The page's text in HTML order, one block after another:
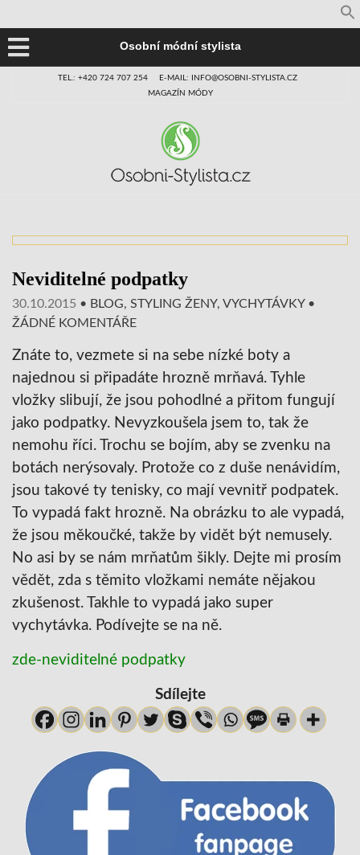
Osobní módní stylista
TEL.: +420 724 707 254
E-MAIL: INFO@OSOBNI-STYLISTA.CZ
MAGAZÍN MÓDY
Neviditelné podpatky
30.10.2015 • BLOG, STYLING ŽENY, VYCHYTÁVKY•
ŽÁDNÉ KOMENTÁŘE
Znáte to, vezmete si na sebe nízké boty a
najednou si připadáte hrozně mrňavá. Tyhle
vložky slibují, že jsou pohodlné a přitom fungují
jako podpatky. Nevyzkoušela jsem to, tak že
nemohu říci. Trochu se bojím, aby se zvenku na
botách nerýsovaly. Protože co z duše nenávidím,
jsou takové ty tenisky, co mají vevnitř podpatek.
To vypadá fakt hrozně. Na obrázku to ale vypadá,
že jsou měkoučké, takže by vidět být nemusely.
No asi by se nám mrňatům šikly. Dejte mi prosím
vědět, zda s těmito vložkami nemáte nějakou
zkušenost. Takhle to vypadá jako super
vychytávka. Podívejte se na ně.
zde-neviditelné podpatky
Sdílejte